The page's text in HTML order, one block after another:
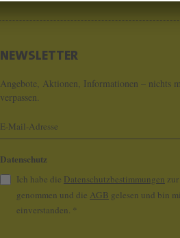
NEWSLETTER
Angebote, Aktionen, Informationen – nichts
verpassen.
Datenschutz
Ich habe die Datenschutzbestimmungen
genommen und die AGB gelesen und bin
einverstanden. *